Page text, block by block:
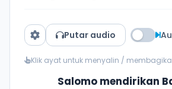
Putar audio
Klik ayat untuk menyalin /
Salomo mendirikan